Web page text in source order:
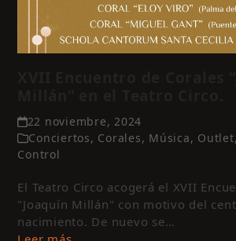
22 noviembre, 2024
Conciertos, Corales, Música, Outlet,
Control
El Teatro Circo acogerá el XVII
"Joaquín Millán" con motivo del
nacimiento. De nuevo se…